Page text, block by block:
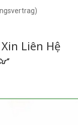
Liên Hệ